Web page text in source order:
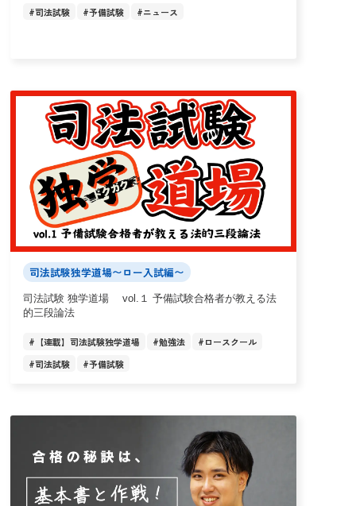
#司法試験 #予備試験 #ニュース
司法試験独学道場〜ロー入試編〜
司法試験 独学道場 vol.１ 予備試験合格者が教える法
的三段論法
# 【連載】司法試験独学道場 #勉強法 #ロースクール
#司法試験 #予備試験